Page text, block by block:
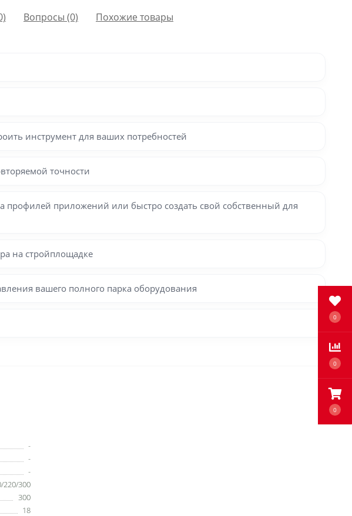
0
0
0
Вопросы (0) Похожие товары
инструмент для ваших потребностей
точности
приложений или быстро создать свой собственный для
на стройплощадке
вашего полного парка оборудования
-
-
-
220/300
300
18